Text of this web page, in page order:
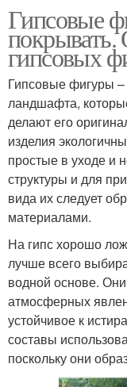
Гипсовые
покрывать.
гипсовых
Гипсовые фигуры
ландшафта,
делают его
изделия
простые в уходе и
структуры и для
вида их следует
материалами.
На гипс хорошо
лучше всего
водной основе.
атмосферных
устойчивое к
составы
поскольку они